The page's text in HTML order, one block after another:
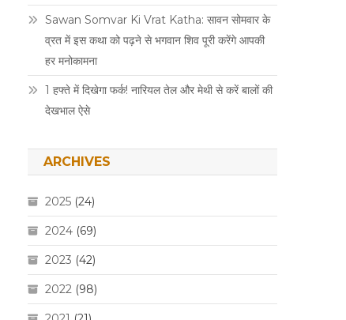
Sawan Somvar Ki Vrat Katha: सावन सोमवार के
व्रत में इस कथा को पढ़ने से भगवान शिव पूरी करेंगे आपकी
हर मनोकामना
1 हफ्ते में दिखेगा फर्क! नारियल तेल और मेथी से करें बालों की
देखभाल ऐसे
ARCHIVES
2025 (24)
2024 (69)
2023 (42)
2022 (98)